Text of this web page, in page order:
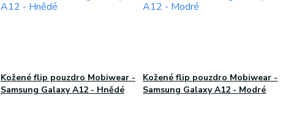
Kožené flip pouzdro Mobiwear -
Samsung Galaxy A12 - Hnědé
Kožené flip pouzdro Mobiwear -
Samsung Galaxy A12 - Modré